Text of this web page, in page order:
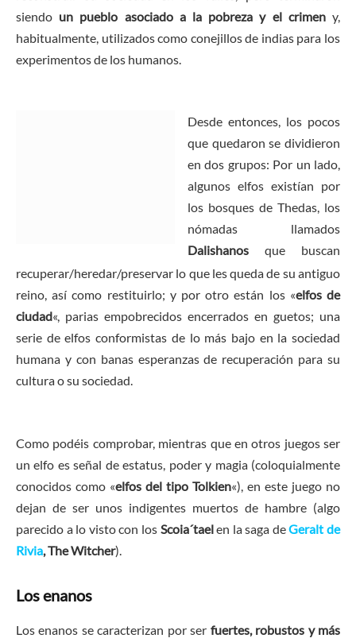
siendo un pueblo asociado a la pobreza y el crimeny,
habitualmente, utilizados como conejillos de indias para los
experimentos de los humanos.
Desde entonces, los pocos
que quedaron se dividieron
en dos grupos: Por un lado,
algunos elfos existían por
los bosques de Thedas, los
nómadas llamados
Dalishanos que buscan
recuperar/heredar/preservar lo que les queda de su antiguo
reino, así como restituirlo; y por otro están los «elfos de
ciudad«, parias empobrecidos encerrados en guetos; una
serie de elfos conformistas de lo más bajo en la sociedad
humana y con banas esperanzas de recuperación para su
cultura o su sociedad.
Como podéis comprobar, mientras que en otros juegos ser
un elfo es señal de estatus, poder y magia (coloquialmente
conocidos como «elfos del tipo Tolkien«), en este juego no
dejan de ser unos indigentes muertos de hambre (algo
parecido a lo visto con los Scoia´taelen la saga deGeralt de
Rivia, The Witcher).
Los enanos
Los enanos se caracterizan por ser fuertes, robustos y más